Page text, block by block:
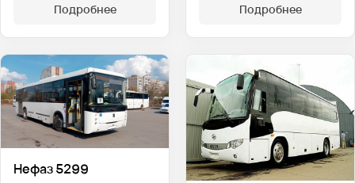
Подробнее
Подробнее
Нефаз 5299